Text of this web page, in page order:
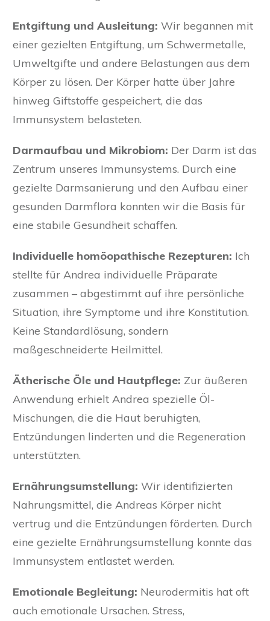
Entgiftung und Ausleitung: Wir begannen mit
einer gezielten Entgiftung, um Schwermetalle,
Umweltgifte und andere Belastungen aus dem
Körper zu lösen. Der Körper hatte über Jahre
hinweg Giftstoffe gespeichert, die das
Immunsystem belasteten.
Darmaufbau und Mikrobiom: Der Darm ist das
Zentrum unseres Immunsystems. Durch eine
gezielte Darmsanierung und den Aufbau einer
gesunden Darmflora konnten wir die Basis für
eine stabile Gesundheit schaffen.
Individuelle homöopathische Rezepturen: Ich
stellte für Andrea individuelle Präparate
zusammen – abgestimmt auf ihre persönliche
Situation, ihre Symptome und ihre Konstitution.
Keine Standardlösung, sondern
maßgeschneiderte Heilmittel.
Ätherische Öle und Hautpflege: Zur äußeren
Anwendung erhielt Andrea spezielle Öl-
Mischungen, die die Haut beruhigten,
Entzündungen linderten und die Regeneration
unterstützten.
Ernährungsumstellung: Wir identifizierten
Nahrungsmittel, die Andreas Körper nicht
vertrug und die Entzündungen förderten. Durch
eine gezielte Ernährungsumstellung konnte das
Immunsystem entlastet werden.
Emotionale Begleitung: Neurodermitis hat oft
auch emotionale Ursachen. Stress,